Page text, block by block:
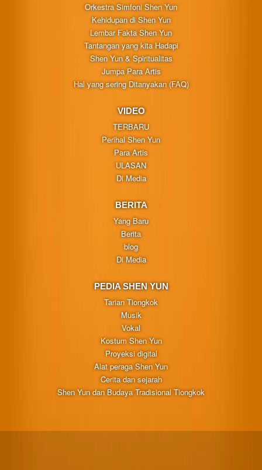
Orkestra Simfoni Shen Yun
Kehidupan di Shen Yun
Lembar Fakta Shen Yun
Tantangan yang kita Hadapi
Shen Yun & Spiritualitas
Jumpa Para Artis
Hal yang sering Ditanyakan (FAQ)
VIDEO
TERBARU
Perihal Shen Yun
Para Artis
ULASAN
Di Media
BERITA
Yang Baru
Berita
blog
Di Media
PEDIA SHEN YUN
Tarian Tiongkok
Musik
Vokal
Kostum Shen Yun
Proyeksi digital
Alat peraga Shen Yun
Cerita dan sejarah
Shen Yun dan Budaya Tradisional Tiongkok